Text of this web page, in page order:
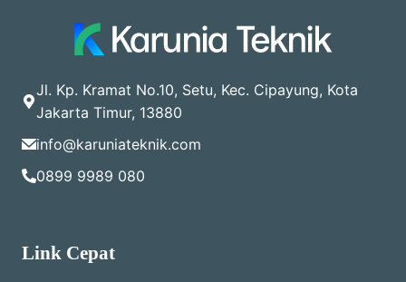
Jl. Kp. Kramat No.10, Setu, Kec. Cipayung, Kota
Jakarta Timur, 13880
info@karuniateknik.com
0899 9989 080
Link Cepat